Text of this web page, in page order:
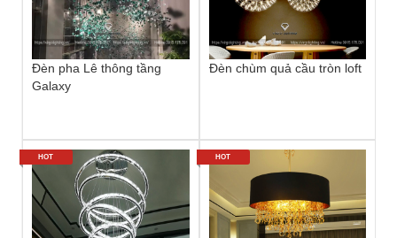
Đèn pha Lê thông tầng
Galaxy
Đèn chùm quả cầu tròn loft
HOT HOT